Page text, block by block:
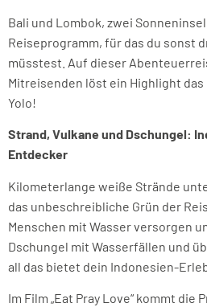
Bali und Lombok, zwei
Reiseprogramm, für das du sonst
müsstest. Auf dieser
Mitreisenden löst ein Highlight das
Yolo!
Strand, Vulkane und Dschungel:
Entdecker
Kilometerlange weiße Strände
das unbeschreibliche Grün der
Menschen mit Wasser versorgen
Dschungel mit Wasserfällen und
all das bietet dein Indonesien-
Im Film „Eat Pray Love“ kommt die